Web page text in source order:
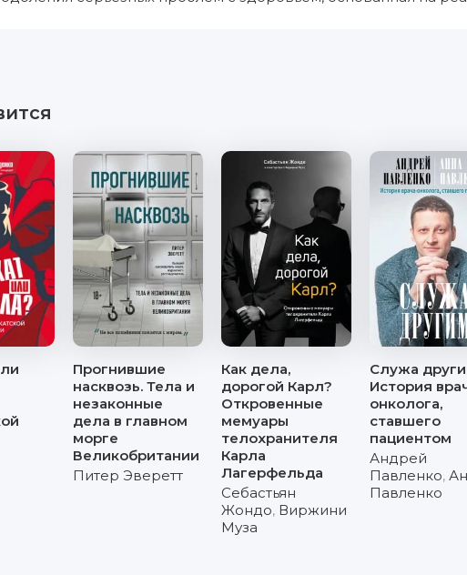
Прогнившие
насквозь. Тела и
незаконные
дела в главном
морге
Великобритании
Питер Эверетт
Как дела,
дорогой Карл?
Откровенные
мемуары
телохранителя
Карла
Лагерфельда
Себастьян
Жондо, Виржини
Муза
Служа
История
онколога,
ставшего
пациентом
Андрей
Павленко,
Павленко